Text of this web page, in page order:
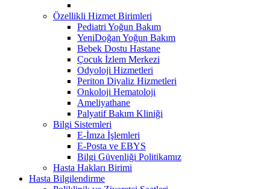
Özellikli Hizmet Birimleri
Pediatri Yoğun Bakım
YeniDoğan Yoğun Bakım
Bebek Dostu Hastane
Çocuk İzlem Merkezi
Odyoloji Hizmetleri
Periton Diyaliz Hizmetleri
Onkoloji Hematoloji
Ameliyathane
Palyatif Bakım Kliniği
Bilgi Sistemleri
E-İmza İşlemleri
E-Posta ve EBYS
Bilgi Güvenliği Politikamız
Hasta Hakları Birimi
Hasta Bilgilendirme